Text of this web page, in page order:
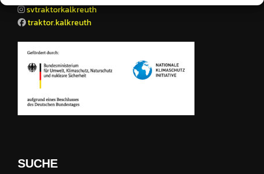
svtraktorkalkreuth
traktor.kalkreuth
SUCHE